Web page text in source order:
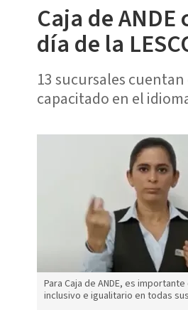
Caja de ANDE
día de la
13 sucursales
capacitado en el
Para Caja de ANDE, es
inclusivo e igualitario en todas